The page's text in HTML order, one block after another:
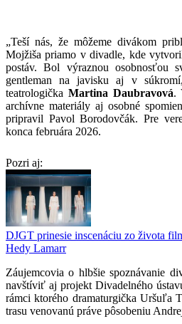
„Teší nás, že môžeme divákom
Mojžiša priamo v divadle, kde
postáv. Bol výraznou osobnosťou
gentleman na javisku aj v
teatrologička Martina Daubravová.
archívne materiály aj osobné
pripravil Pavol Borodovčák. Pre
konca februára 2026.
Pozri aj:
DJGT prinesie inscenáciu zo života
Hedy Lamarr
Záujemcovia o hlbšie spoznávanie
navštíviť aj projekt Divadelného
rámci ktorého dramaturgička Uršuľa
trasu venovanú práve pôsobeniu